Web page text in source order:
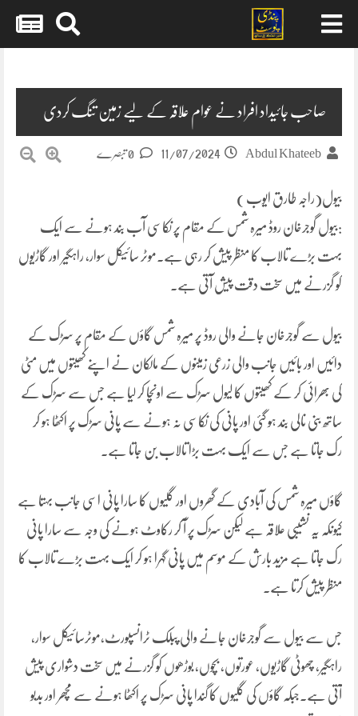
صاحب جائیداد افراد نے عوام علاقہ کے لیے زمین تنگ کردی
Abdul Khateeb
11/07/2024
بیول(راجہ طارق ایوب )
:بیول گوجرخان روڈ میرہ شمس کے مقام پر نکاسی آب بند ہونے سے ایک
بہت بڑے تالاب کا منظر پیش کر رہی ہے۔موٹر سائیکل سوار، راہگیر اور گاڑیوں
کو گزرنے میں سخت دقت پیش آتی ہے۔
بیول سے گوجرخان جانے والی روڈ پر میرہ شمس گاؤں کے مقام پر سڑک کے
دائیں اور بائیں جانب والی زرعی زمینوں کے مالکان نے اپنے کھیتوں میں مٹی
کی بھرائی کر کے کھیتوں کا لیول سڑک سے اونچا کر لیا ہے جس سے سڑک کے
ساتھ بنی نالی بند ہو گئی اور پانی کی نکاسی نہ ہونے سے پانی سڑک پر اکٹھا ہو کر
رک جاتا ہے جس سے ایک بہت بڑا تالاب بن جاتا ہے۔
گاؤں میرہ شمس کی آبادی کے گھروں اور گلیوں کا سارا پانی اسی جانب بہتا ہے
کیونکہ یہ نشیبی علاقہ ہے لیکن سڑک پر آ کر رکاوٹ ہونے کی وجہ سے سارا پانی
رک جاتا ہے مزید بارش کے موسم میں پانی گہرا ہو کر ایک بہت بڑے تالاب کا
منظر پیش کرتا ہے۔
جس سے بیول سے گوجرخان جانے والی پبلک ٹرانسپورٹ،موٹرسائیکل سوار،
راہگیر، چھوٹی گاڑیوں، عورتوں، بچوں، بوڑھوں کو گزرنے میں سخت دشواری پیش
آتی ہے۔جبکہ گاؤں کی گلیوں کا گندا پانی سڑک پر اکٹھا ہونے سے مچھر اور بدبو